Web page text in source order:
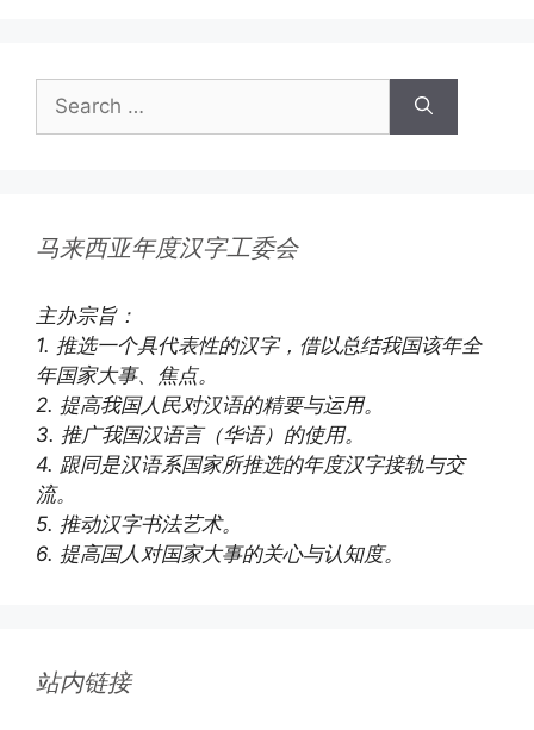
马来西亚年度汉字工委会
主办宗旨：
1. 推选一个具代表性的汉字，借以总结我国该年全
年国家大事、焦点。
2. 提高我国人民对汉语的精要与运用。
3. 推广我国汉语言（华语）的使用。
4. 跟同是汉语系国家所推选的年度汉字接轨与交
流。
5. 推动汉字书法艺术。
6. 提高国人对国家大事的关心与认知度。
站内链接